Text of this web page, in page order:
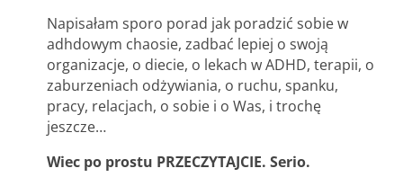
Napisałam sporo porad jak poradzić sobie w
adhdowym chaosie, zadbać lepiej o swoją
organizacje, o diecie, o lekach w ADHD, terapii, o
zaburzeniach odżywiania, o ruchu, spanku,
pracy, relacjach, o sobie i o Was, i trochę
jeszcze…
Wiec po prostu PRZECZYTAJCIE. Serio.